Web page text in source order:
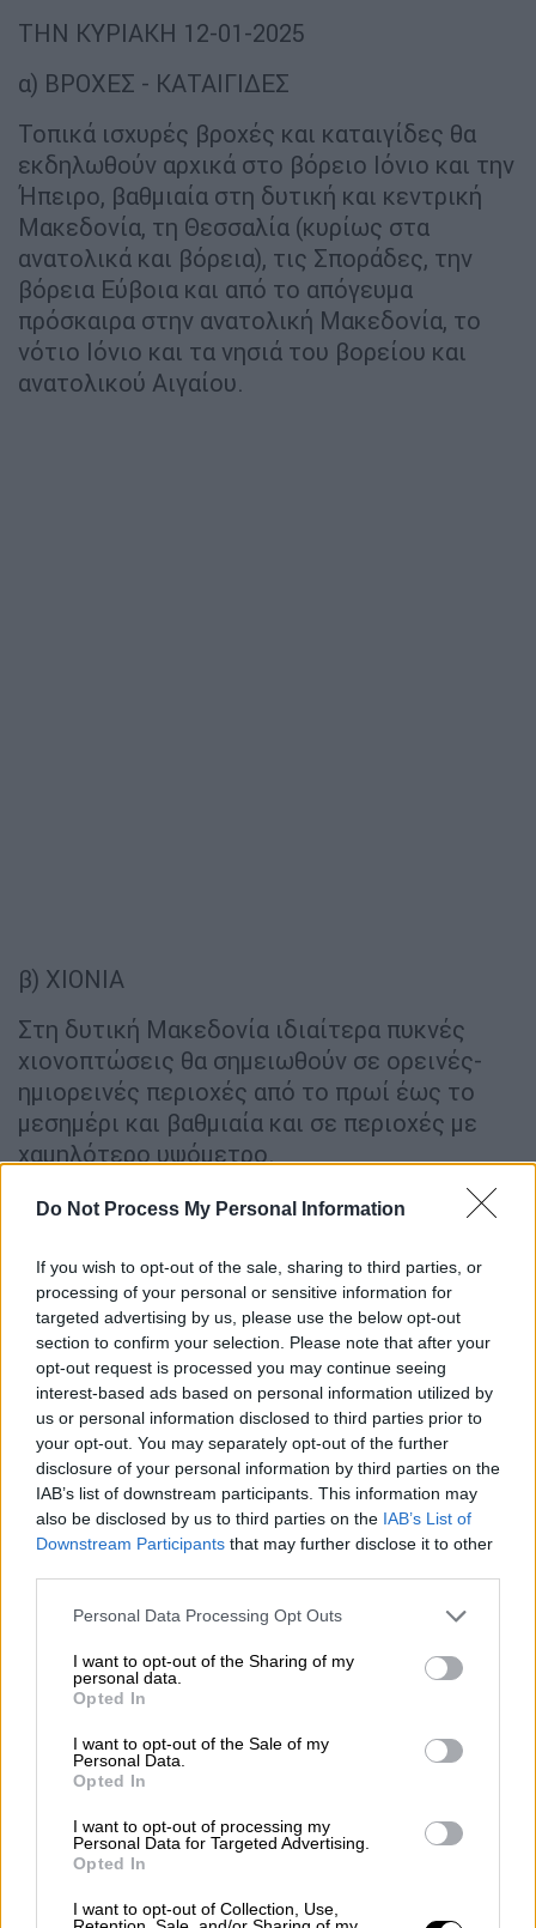
Do Not Process My Personal Information
If you wish to opt-out of the sale, sharing to third parties, or
processing of your personal or sensitive information for
targeted advertising by us, please use the below opt-out
section to confirm your selection. Please note that after your
opt-out request is processed you may continue seeing
interest-based ads based on personal information utilized by
us or personal information disclosed to third parties prior to
your opt-out. You may separately opt-out of the further
disclosure of your personal information by third parties on the
IAB’s list of downstream participants. This information may
also be disclosed by us to third parties on the IAB’s List of
Downstream Participants that may further disclose it to other
Please note that this website/app uses one or more Google
not limited to your visit or usage behaviour. You may click to
grant or deny consent to Google and its third-party tags to
use your data for below specified purposes in below Google
consent section.
Personal Data Processing Opt Outs
I want to opt-out of the Sharing of my
personal data.
Opted In
I want to opt-out of the Sale of my
Personal Data.
Opted In
I want to opt-out of processing my
Personal Data for Targeted Advertising.
Opted In
I want to opt-out of Collection, Use,
ΤΗΝ ΚΥΡΙΑΚΗ 12-01-2025
α) ΒΡΟΧΕΣ - ΚΑΤΑΙΓΙΔΕΣ
Τοπικά ισχυρές βροχές και καταιγίδες θα
εκδηλωθούν αρχικά στο βόρειο Ιόνιο και την
Ήπειρο, βαθμιαία στη δυτική και κεντρική
Μακεδονία, τη Θεσσαλία (κυρίως στα
ανατολικά και βόρεια), τις Σποράδες, την
βόρεια Εύβοια και από το απόγευμα
πρόσκαιρα στην ανατολική Μακεδονία, το
νότιο Ιόνιο και τα νησιά του βορείου και
ανατολικού Αιγαίου.
β) ΧΙΟΝΙΑ
Στη δυτική Μακεδονία ιδιαίτερα πυκνές
χιονοπτώσεις θα σημειωθούν σε ορεινές-
ημιορεινές περιοχές από το πρωί έως το
μεσημέρι και βαθμιαία και σε περιοχές με
χαμηλότερο υψόμετρο.
Στην κεντρική, την ανατολική Μακεδονία και
αρχικά στα ορεινά, από το μεσημέρι στα
ημιορεινά και προς το βράδυ και σε περιοχές
με χαμηλότερο υψόμετρο.
Στην Ήπειρο και τη Θεσσαλία (ιδιαίτερα τη
δυτική) χιόνια θα πέσουν από το μεσημέρι
στα ορεινά και τα ημιορεινά.
γ) ΑΝΕΜΟΙ
Τοπικά θυελλώδεις βορειοανατολικοί
άνεμοι έντασης 7 με 8 μποφόρ θα πνέουν από
το μεσημέρι στο βόρειο Αιγαίο.
δ) ΘΕΡΜΟΚΡΑΣΙΑ
Η θερμοκρασία βαθμιαία θα σημειώσει
πτώση στη βόρεια Ελλάδα της τάξεως των 6
με 7 βαθμών Κελσίου και 3 με 4 βαθμών στην
κεντρική χώρα.
ΤΗ ΔΕΥΤΕΡΑ 13-01-2025
α) ΒΡΟΧΕΣ - ΚΑΤΑΙΓΙΔΕΣ